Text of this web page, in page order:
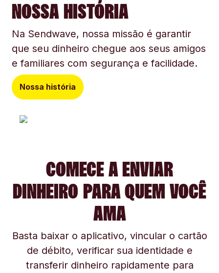
NOSSA HISTÓRIA
Na Sendwave, nossa missão é garantir
que seu dinheiro chegue aos seus amigos
e familiares com segurança e facilidade.
Nossa história
COMECE A ENVIAR
DINHEIRO PARA QUEM VOCÊ
AMA
Basta baixar o aplicativo, vincular o cartão
de débito, verificar sua identidade e
transferir dinheiro rapidamente para